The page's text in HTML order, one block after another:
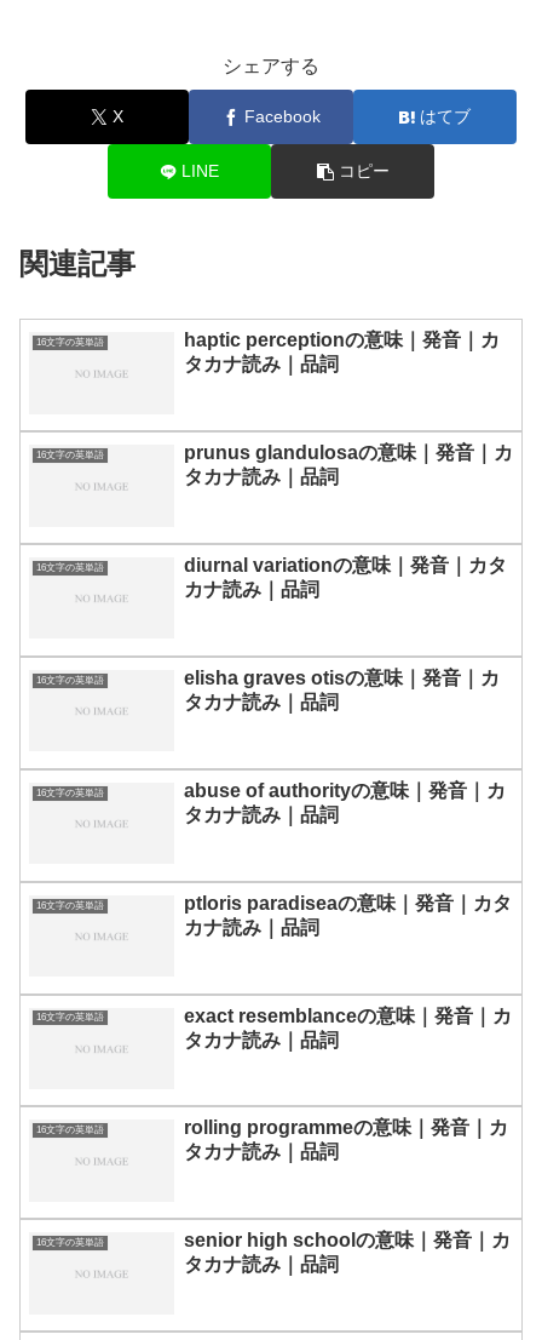
シェアする
X Facebook はてブ
LINE コピー
関連記事
16文字の英単語
haptic perceptionの意味｜発音｜カ
タカナ読み｜品詞
16文字の英単語
prunus glandulosaの意味｜発音｜カ
タカナ読み｜品詞
16文字の英単語
diurnal variationの意味｜発音｜カタ
カナ読み｜品詞
16文字の英単語
elisha graves otisの意味｜発音｜カ
タカナ読み｜品詞
16文字の英単語
abuse of authorityの意味｜発音｜カ
タカナ読み｜品詞
16文字の英単語
ptloris paradiseaの意味｜発音｜カタ
カナ読み｜品詞
16文字の英単語
exact resemblanceの意味｜発音｜カ
タカナ読み｜品詞
16文字の英単語
rolling programmeの意味｜発音｜カ
タカナ読み｜品詞
16文字の英単語
senior high schoolの意味｜発音｜カ
タカナ読み｜品詞